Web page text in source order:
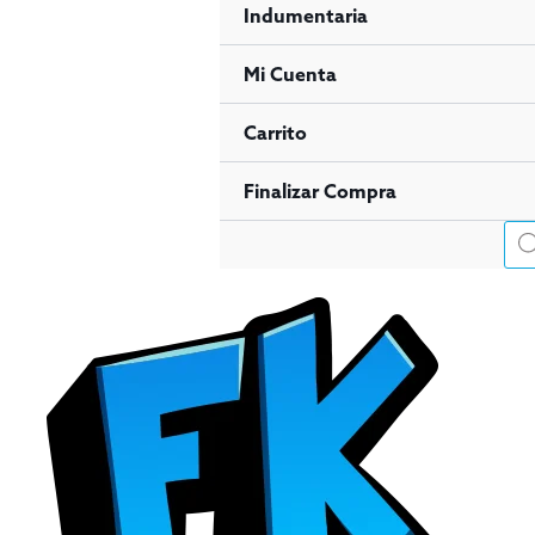
Indumentaria
Mi Cuenta
Carrito
Finalizar Compra
de